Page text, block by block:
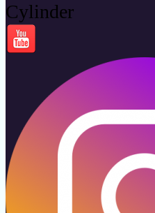
Cylinder